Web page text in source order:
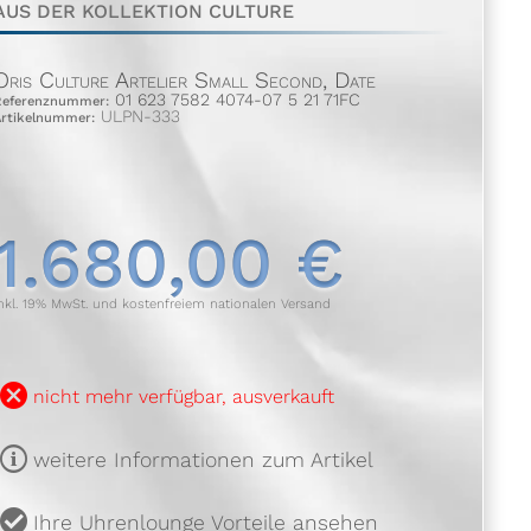
DER KOLLEKTION CULTURE
Culture Artelier Small Second, Date
01 623 7582 4074-07 5 21 71FC
ULPN-333
€
19% MwSt. und kostenfreiem nationalen Versand
nicht mehr verfügbar, ausverkauft
weitere Informationen zum Artikel
Ihre Uhrenlounge Vorteile ansehen